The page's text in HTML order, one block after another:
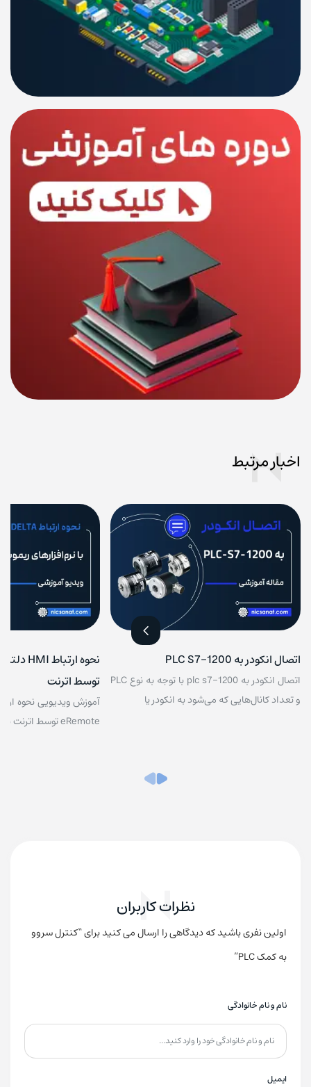
اخبار مرتبط
اتصال انکودر به PLC S7-1200
اتصال انکودر به plc s7-1200 با توجه به نوع PLC
و تعداد کانال‌هایی که می‌شود به انکودر یا
توسط اترنت
eRemote توسط اترنت نحوه ایجاد پروژه
نظرات کاربران
اولین نفری باشید که دیدگاهی را ارسال می کنید برای “کنترل سروو
به کمک PLC”
نام و نام خانوادگی
ایمیل